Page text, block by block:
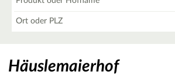
Häuslemaierhof